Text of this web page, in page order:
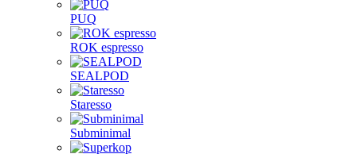
PUQ
ROK espresso
SEALPOD
Staresso
Subminimal